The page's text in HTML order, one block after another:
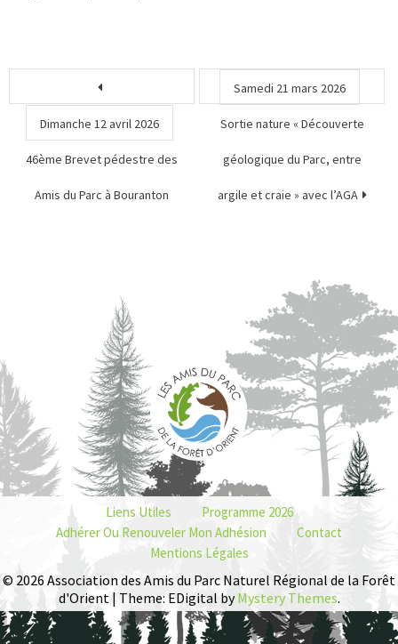
Dimanche 12 avril 2026
46ème Brevet pédestre des
Amis du Parc à Bouranton
Samedi 21 mars 2026
Sortie nature « Découverte
géologique du Parc, entre
argile et craie » avec l’AGA
Liens Utiles
Programme 2026
Adhérer Ou Renouveler Mon Adhésion
Contact
Mentions Légales
© 2026 Association des Amis du Parc Naturel Régional de la Forêt
d'Orient | Theme: EDigital byMystery Themes.